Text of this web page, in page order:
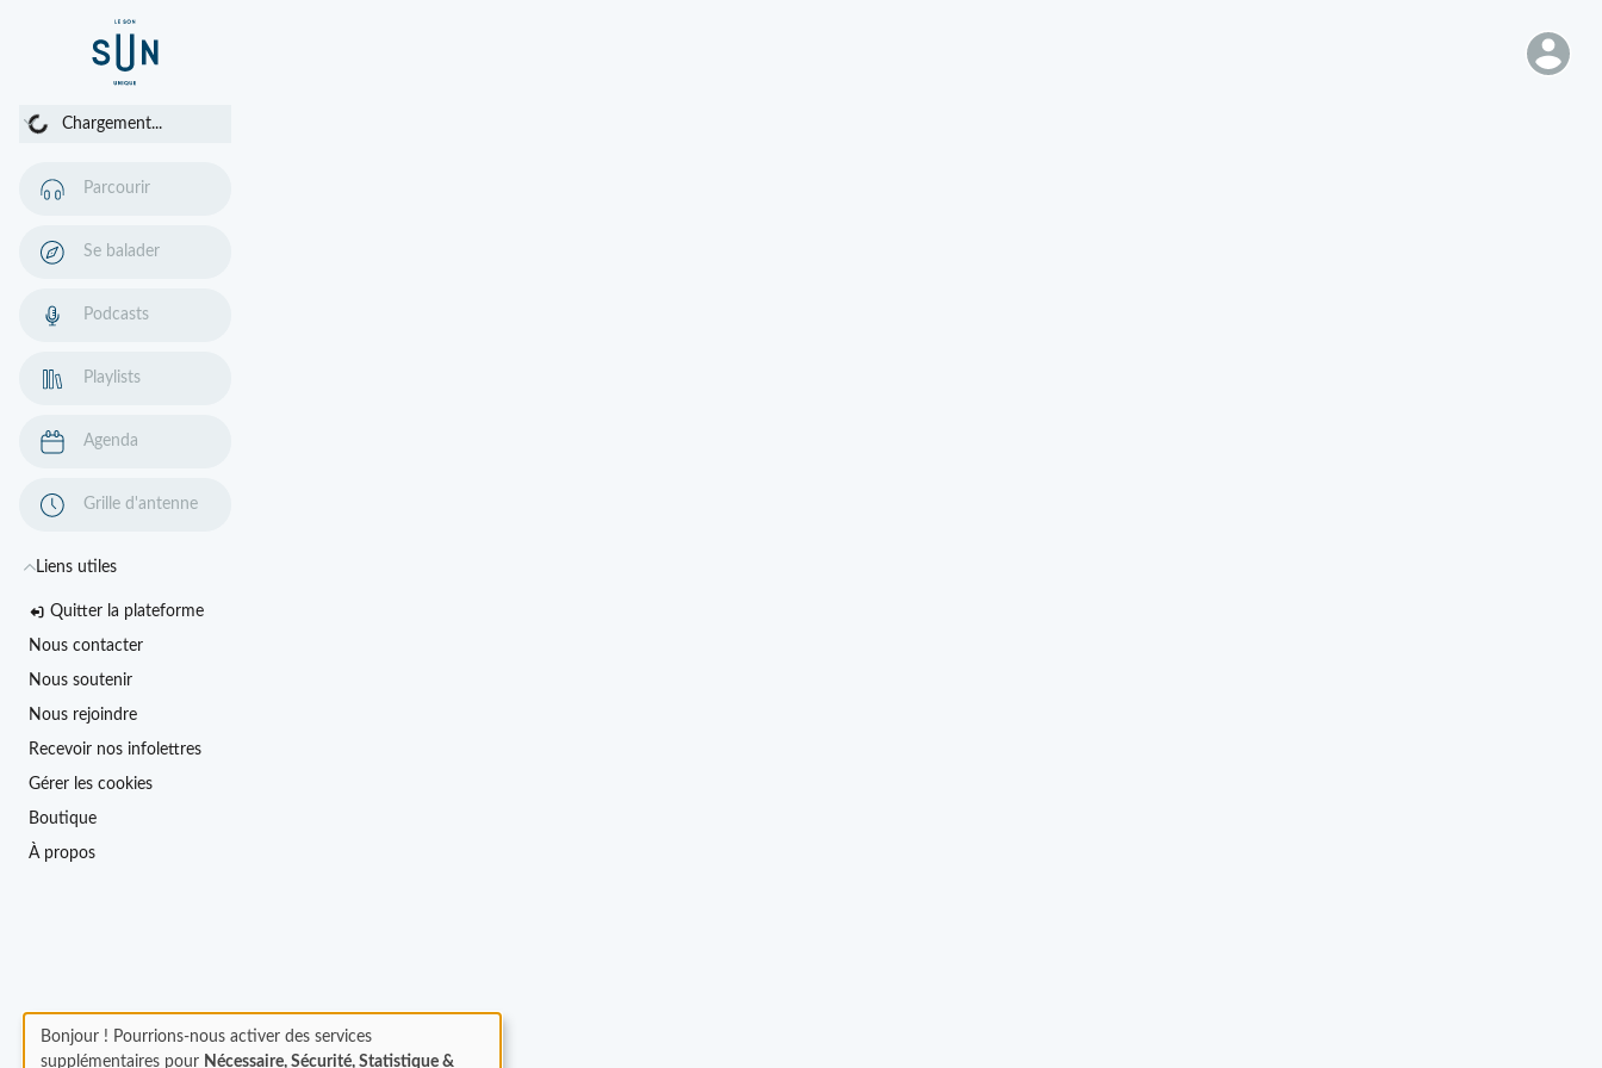
Chargement...Chargement...
Parcourir
Se balader
Podcasts
Playlists
Agenda
Grille d'antenne
Liens utiles
Quitter la plateforme
Nous contacter
Nous soutenir
Nous rejoindre
Recevoir nos infolettres
Gérer les cookies
Boutique
À propos
Bonjour ! Pourrions-nous activer des services
supplémentaires pour Nécessaire, Sécurité, Statistique &